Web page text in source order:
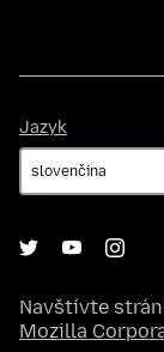
Jazyk
Navštívte
Mozilla